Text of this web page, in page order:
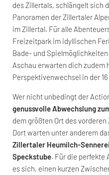
des Zillertals, schlängelt sich
Panoramen der Zillertaler
im Zillertal. Für alle
Freizeitpark im idyllischen
Bade- und
Aschau erwarten dich zudem
Perspektivenwechsel in der
Wer nicht unbedingt der
genussvolle Abwechslung
dem größten Ort des
Dort warten unter anderem
Zillertaler Heumilch-Sennerei
Speckstube. Für die perfekte
es sich, einen kurzen